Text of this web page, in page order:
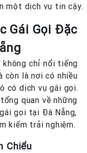
một dịch vụ tin cậy.
Gái Gọi Đặc
không chỉ nổi tiếng
còn là nơi có nhiều
có dịch vụ gái gọi.
quan về những
gọi tại Đà Nẵng,
kiếm trải nghiệm.
Chiểu